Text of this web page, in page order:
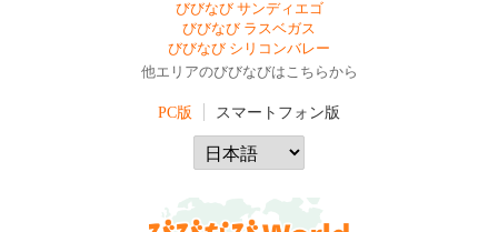
びびなび サンディエゴ
びびなび ラスベガス
びびなび シリコンバレー
他エリアのびびなびはこちらから
PC版 スマートフォン版